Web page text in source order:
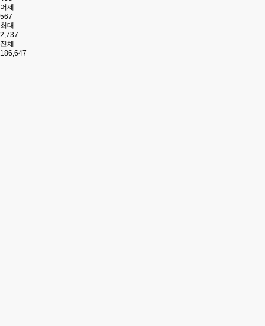
어제
567
최대
2,737
전체
186,647